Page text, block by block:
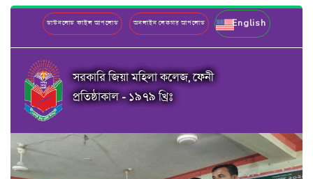
ডাউনলোড ফাইল আপলোড অনলাইন লেকচার আপলোড English
সরকারি জিয়া মহিলা কলেজ, ফেনী
প্রতিষ্ঠাকাল - ১৯৭৯ খ্রিঃ